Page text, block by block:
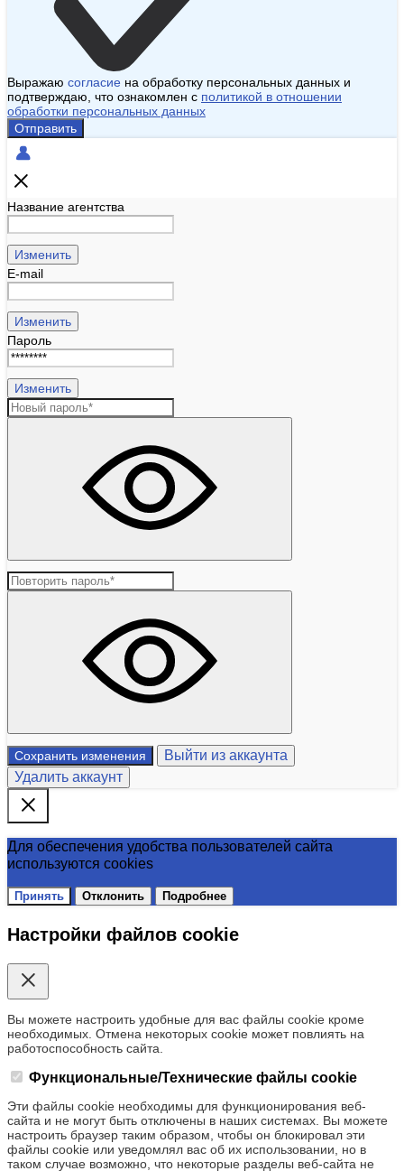
Выражаю согласие на обработку персональных данных и
подтверждаю, что ознакомлен с политикой в отношении
обработки персональных данных
Отправить
Название агентства
Изменить
E-mail
Изменить
Пароль
Изменить
Сохранить изменения
Выйти из аккаунта
Удалить аккаунт
Для обеспечения удобства пользователей сайта
используются cookies
Принять Отклонить Подробнее
Настройки файлов cookie
Вы можете настроить удобные для вас файлы cookie кроме
необходимых. Отмена некоторых cookie может повлиять на
работоспособность сайта.
Функциональные/Технические файлы cookie
Эти файлы cookie необходимы для функционирования веб-
сайта и не могут быть отключены в наших системах. Вы можете
настроить браузер таким образом, чтобы он блокировал эти
файлы cookie или уведомлял вас об их использовании, но в
таком случае возможно, что некоторые разделы веб-сайта не